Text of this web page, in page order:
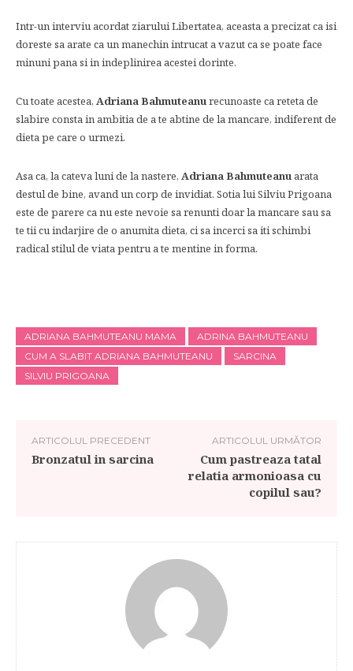
Intr-un interviu acordat ziarului Libertatea, aceasta a precizat ca isi
doreste sa arate ca un manechin intrucat a vazut ca se poate face
minuni pana si in indeplinirea acestei dorinte.
Cu toate acestea, Adriana Bahmuteanurecunoaste ca reteta de
slabire consta in ambitia de a te abtine de la mancare, indiferent de
dieta pe care o urmezi.
Asa ca, la cateva luni de la nastere, Adriana Bahmuteanu arata
destul de bine, avand un corp de invidiat. Sotia lui Silviu Prigoana
este de parere ca nu este nevoie sa renunti doar la mancare sau sa
te tii cu indarjire de o anumita dieta, ci sa incerci sa iti schimbi
radical stilul de viata pentru a te mentine in forma.
ADRIANA BAHMUTEANU MAMA
ADRINA BAHMUTEANU
CUM A SLABIT ADRIANA BAHMUTEANU
SARCINA
SILVIU PRIGOANA
ARTICOLUL PRECEDENT
Bronzatul in sarcina
ARTICOLUL URMĂTOR
Cum pastreaza tatal
relatia armonioasa cu
copilul sau?